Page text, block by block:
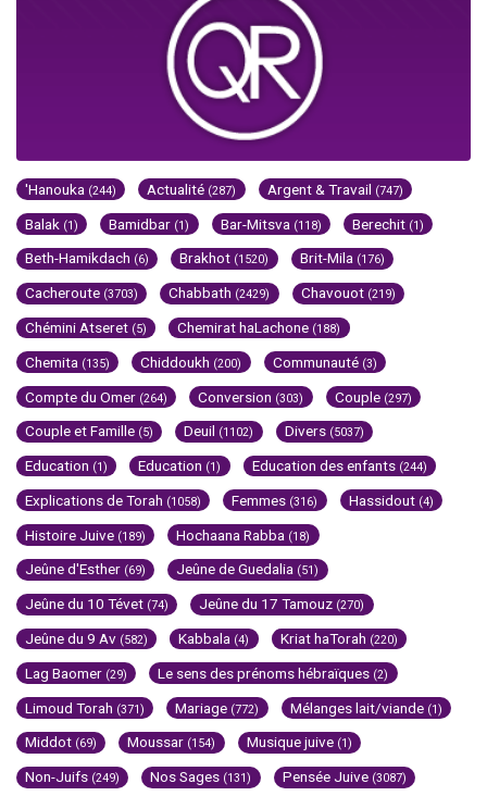
'Hanouka (244) Actualité (287) Argent & Travail (747)
Balak (1) Bamidbar (1) Bar-Mitsva (118) Berechit (1)
Beth-Hamikdach (6) Brakhot (1520) Brit-Mila (176)
Cacheroute (3703) Chabbath (2429) Chavouot (219)
Chémini Atseret (5) Chemirat haLachone (188)
Chemita (135) Chiddoukh (200) Communauté (3)
Compte du Omer (264) Conversion (303) Couple (297)
Couple et Famille (5) Deuil (1102) Divers (5037)
Education (1) Education (1) Education des enfants (244)
Explications de Torah (1058) Femmes (316) Hassidout (4)
Histoire Juive (189) Hochaana Rabba (18)
Jeûne d'Esther (69) Jeûne de Guedalia (51)
Jeûne du 10 Tévet (74) Jeûne du 17 Tamouz (270)
Jeûne du 9 Av (582) Kabbala (4) Kriat haTorah (220)
Lag Baomer (29) Le sens des prénoms hébraïques (2)
Limoud Torah (371) Mariage (772) Mélanges lait/viande (1)
Middot (69) Moussar (154) Musique juive (1)
Non-Juifs (249) Nos Sages (131) Pensée Juive (3087)